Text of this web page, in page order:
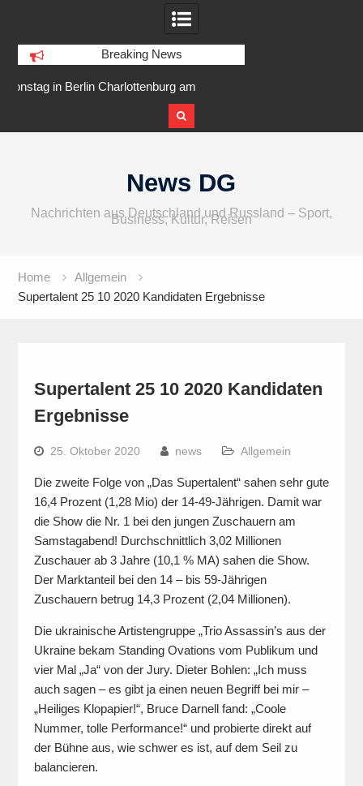
Breaking News
am
IFA 2026 Audio wird größer,
internationaler und vielfältiger
News DG
Nachrichten aus Deutschland und Russland – Sport,
Business, Kultur, Reisen
Home
Allgemein
Supertalent 25 10 2020 Kandidaten Ergebnisse
Supertalent 25 10 2020 Kandidaten
Ergebnisse
25. Oktober 2020 news Allgemein
Die zweite Folge von „Das Supertalent“ sahen sehr gute
16,4 Prozent (1,28 Mio) der 14-49-Jährigen. Damit war
die Show die Nr. 1 bei den jungen Zuschauern am
Samstagabend! Durchschnittlich 3,02 Millionen
Zuschauer ab 3 Jahre (10,1 % MA) sahen die Show.
Der Marktanteil bei den 14 – bis 59-Jährigen
Zuschauern betrug 14,3 Prozent (2,04 Millionen).
Die ukrainische Artistengruppe „Trio Assassin’s aus der
Ukraine bekam Standing Ovations vom Publikum und
vier Mal „Ja“ von der Jury. Dieter Bohlen: „Ich muss
auch sagen – es gibt ja einen neuen Begriff bei mir –
„Heiliges Klopapier!“, Bruce Darnell fand: „Coole
Nummer, tolle Performance!“ und probierte direkt auf
der Bühne aus, wie schwer es ist, auf dem Seil zu
balancieren.